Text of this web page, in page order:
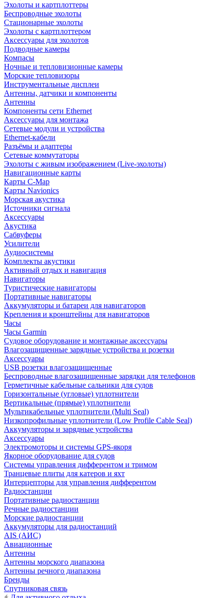
Эхолоты и картплоттеры
Беспроводные эхолоты
Стационарные эхолоты
Эхолоты с картплоттером
Аксессуары для эхолотов
Подводные камеры
Компасы
Ночные и тепловизионные камеры
Морские тепловизоры
Инструментальные дисплеи
Антенны, датчики и компоненты
Антенны
Компоненты сети Ethernet
Аксессуары для монтажа
Сетевые модули и устройства
Ethernet-кабели
Разъёмы и адаптеры
Сетевые коммутаторы
Эхолоты с живым изображением (Live-эхолоты)
Навигационные карты
Карты C-Map
Карты Navionics
Морская акустика
Источники сигнала
Аксессуары
Акустика
Сабвуферы
Усилители
Аудиосистемы
Комплекты акустики
Активный отдых и навигация
Навигаторы
Туристические навигаторы
Портативные навигаторы
Аккумуляторы и батареи для навигаторов
Крепления и кронштейны для навигаторов
Часы
Часы Garmin
Судовое оборудование и монтажные аксессуары
Влагозащищенные зарядные устройства и розетки
Аксессуары
USB розетки влагозащищенные
Беспроводные влагозащищенные зарядки для телефонов
Герметичные кабельные сальники для судов
Горизонтальные (угловые) уплотнители
Вертикальные (прямые) уплотнители
Мультикабельные уплотнители (Multi Seal)
Низкопрофильные уплотнители (Low Profile Cable Seal)
Аккумуляторы и зарядные устройства
Аксессуары
Электромоторы и системы GPS-якоря
Якорное оборудование для судов
Системы управления дифферентом и тримом
Транцевые плиты для катеров и яхт
Интерцепторы для управления дифферентом
Радиостанции
Портативные радиостанции
Речные радиостанции
Морские радиостанции
Аккумуляторы для радиостанций
AIS (АИС)
Авиационные
Антенны
Антенны морского диапазона
Антенны речного диапазона
Бренды
Спутниковая связь